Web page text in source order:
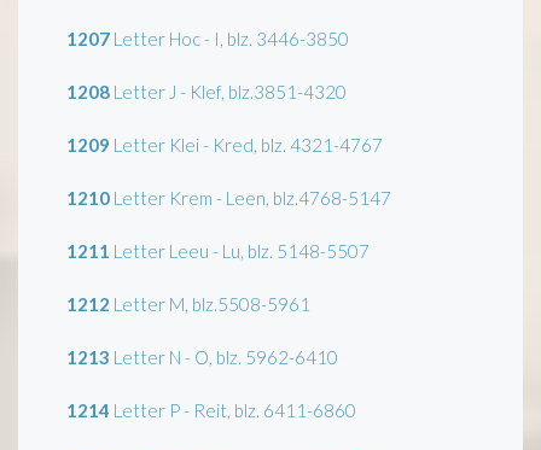
1207 Letter Hoc - I, blz. 3446-3850
1208 Letter J - Klef, blz.3851-4320
1209 Letter Klei - Kred, blz. 4321-4767
1210 Letter Krem - Leen, blz.4768-5147
1211 Letter Leeu - Lu, blz. 5148-5507
1212 Letter M, blz.5508-5961
1213 Letter N - O, blz. 5962-6410
1214 Letter P - Reit, blz. 6411-6860